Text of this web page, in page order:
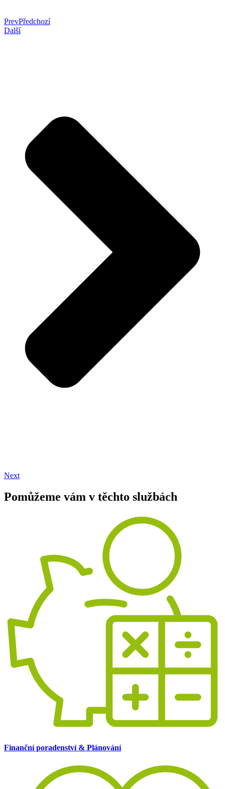
PrevPředchozí
Další
Next
Pomůžeme vám v těchto službách
Finanční poradenství & Plánování